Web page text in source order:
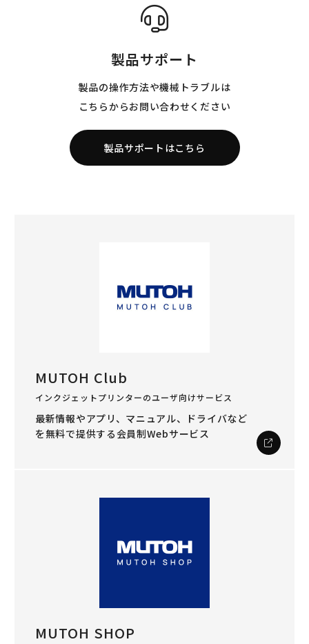
製品サポート
製品の操作方法や機械トラブルは
こちらからお問い合わせください
製品サポートはこちら
MUTOH Club
インクジェットプリンターのユーザ向けサービス
最新情報やアプリ、マニュアル、ドライバなど
を無料で提供する会員制Webサービス
MUTOH SHOP